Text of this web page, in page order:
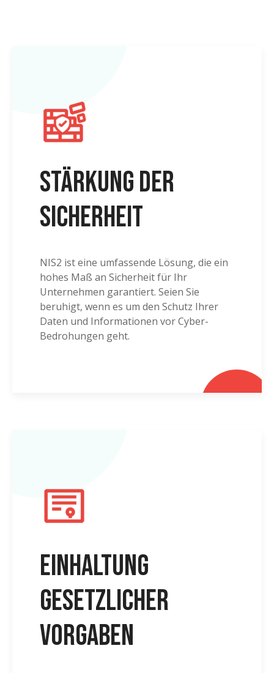
Stärkung der
Sicherheit
NIS2 ist eine umfassende Lösung, die ein
hohes Maß an Sicherheit für Ihr
Unternehmen garantiert. Seien Sie
beruhigt, wenn es um den Schutz Ihrer
Daten und Informationen vor Cyber-
Bedrohungen geht.
Einhaltung
gesetzlicher
Vorgaben